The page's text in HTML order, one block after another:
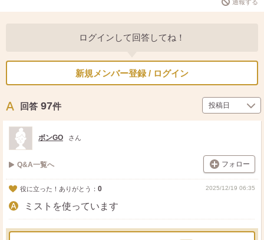
通報する
ログインして回答してね！
新規メンバー登録 / ログイン
回答 97件
ボンGO さん
Q&A一覧へ フォロー
役に立った！ありがとう： 0 2025/12/19 06:35
ミストを使っています